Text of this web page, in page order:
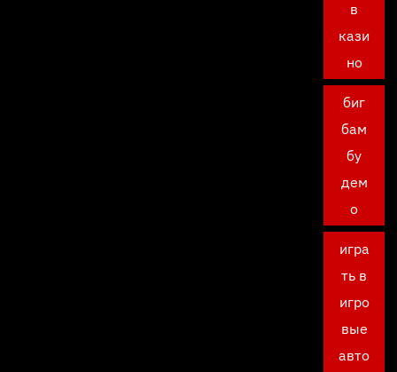
в
кази
но
биг
бам
бу
дем
о
игра
ть в
игро
вые
авто